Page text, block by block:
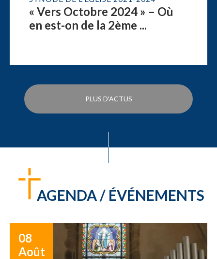
« Vers Octobre 2024 » – Où
en est-on de la 2ème ...
PLUS D'ACTUS
AGENDA / ÉVÉNEMENTS
08
Août